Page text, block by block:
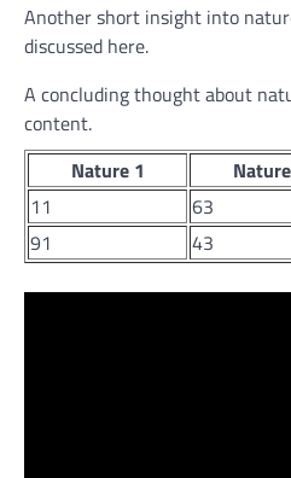
Another short insight into
discussed here.
A concluding thought about
content.
Nature 1
11
63
91
43